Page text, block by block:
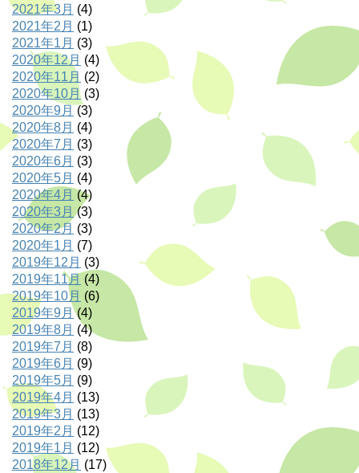
2021年3月 (4)
2021年2月 (1)
2021年1月 (3)
2020年12月 (4)
2020年11月 (2)
2020年10月 (3)
2020年9月 (3)
2020年8月 (4)
2020年7月 (3)
2020年6月 (3)
2020年5月 (4)
2020年4月 (4)
2020年3月 (3)
2020年2月 (3)
2020年1月 (7)
2019年12月 (3)
2019年11月 (4)
2019年10月 (6)
2019年9月(4)
2019年8月 (4)
2019年7月 (8)
2019年6月 (9)
2019年5月 (9)
2019年4月 (13)
2019年3月 (13)
2019年2月 (12)
2019年1月 (12)
2018年12月 (17)